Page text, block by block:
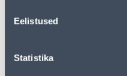
Eelistused
Statistika